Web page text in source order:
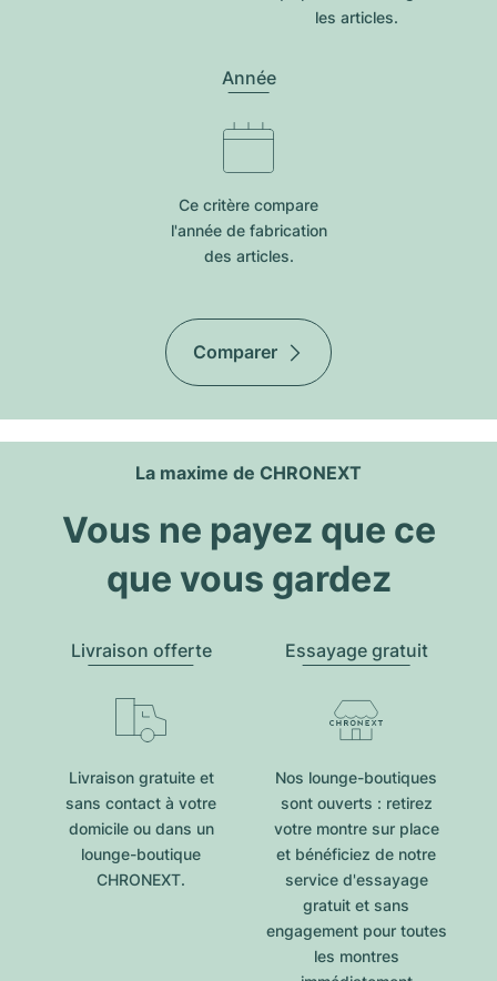
les articles.
Année
Ce critère compare
l'année de fabrication
des articles.
Comparer
La maxime de CHRONEXT
Vous ne payez que ce
que vous gardez
Livraison offerte
Livraison gratuite et
sans contact à votre
domicile ou dans un
lounge-boutique
CHRONEXT.
Essayage gratuit
Nos lounge-boutiques
sont ouverts : retirez
votre montre sur place
et bénéficiez de notre
service d'essayage
gratuit et sans
engagement pour toutes
les montres